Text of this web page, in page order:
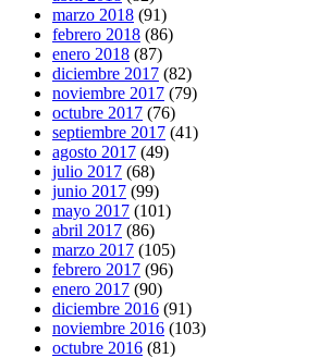
marzo 2018 (91)
febrero 2018 (86)
enero 2018 (87)
diciembre 2017 (82)
noviembre 2017 (79)
octubre 2017 (76)
septiembre 2017 (41)
agosto 2017 (49)
julio 2017 (68)
junio 2017 (99)
mayo 2017 (101)
abril 2017 (86)
marzo 2017 (105)
febrero 2017 (96)
enero 2017 (90)
diciembre 2016 (91)
noviembre 2016 (103)
octubre 2016 (81)